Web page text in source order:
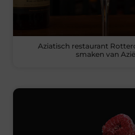
Aziatisch restaurant
smaken van